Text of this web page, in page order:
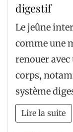
digestif
Le jeûne
comme une
renouer
corps,
système
Lire la suite